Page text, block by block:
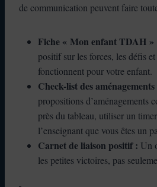
de communication peuvent faire
Fiche « Mon enfant TDAH »
positif sur les forces, les défis
fonctionnent pour votre enfant.
Check-list des aménagements
propositions d’aménagements
près du tableau, utiliser un
l’enseignant que vous êtes un
Carnet de liaison positif : Un
les petites victoires, pas